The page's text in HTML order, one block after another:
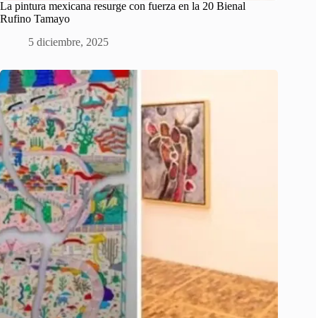
La pintura mexicana resurge con fuerza en la 20 Bienal
Rufino Tamayo
5 diciembre, 2025